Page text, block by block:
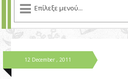
12 December , 2011